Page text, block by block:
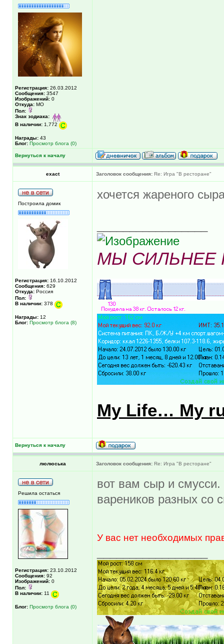
Регистрация: 26.03.2012
Сообщения: 3547
Изображений: 0
Откуда: МО
Пол:
Знак зодиака:
В наличии: 1,772
Награды: 43
Блог: Просмотр блога (0)
Вернуться к началу
exact Заголовок сообщения: Re: Игра "В ресторане"
Построила домик
Регистрация: 16.10.2012
Сообщения: 629
Откуда: Россия
Пол:
В наличии: 378
Награды: 12
Блог: Просмотр блога (8)
хочется жареного
МЫ СИЛЬНЕЕ
My Life… My
Вернуться к началу
люлюська Заголовок сообщения: Re: Игра "В ресторане"
Решила остаться
Регистрация: 23.10.2012
Сообщения: 92
Изображений: 0
Пол:
В наличии: 11
Блог: Просмотр блога (0)
вот вам сыр и смусси.
вареников разных со
У вас нет необходимых